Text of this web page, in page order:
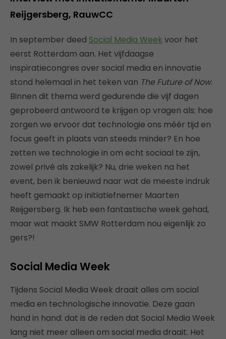
Reijgersberg, RauwCC
In september deed Social Media Week voor het
eerst Rotterdam aan. Het vijfdaagse
inspiratiecongres over social media en innovatie
stond helemaal in het teken van The Future of Now.
Binnen dit thema werd gedurende die vijf dagen
geprobeerd antwoord te krijgen op vragen als: hoe
zorgen we ervoor dat technologie ons méér tijd en
focus geeft in plaats van steeds minder? En hoe
zetten we technologie in om echt sociaal te zijn,
zowel privé als zakelijk? Nu, drie weken na het
event, ben ik benieuwd naar wat de meeste indruk
heeft gemaakt op initiatiefnemer Maarten
Reijgersberg. Ik heb een fantastische week gehad,
maar wat maakt SMW Rotterdam nou eigenlijk zo
gers?!
Social Media Week
Tijdens Social Media Week draait alles om social
media en technologische innovatie. Deze gaan
hand in hand: dat is de reden dat Social Media Week
lang niet meer alleen om social media draait. Het